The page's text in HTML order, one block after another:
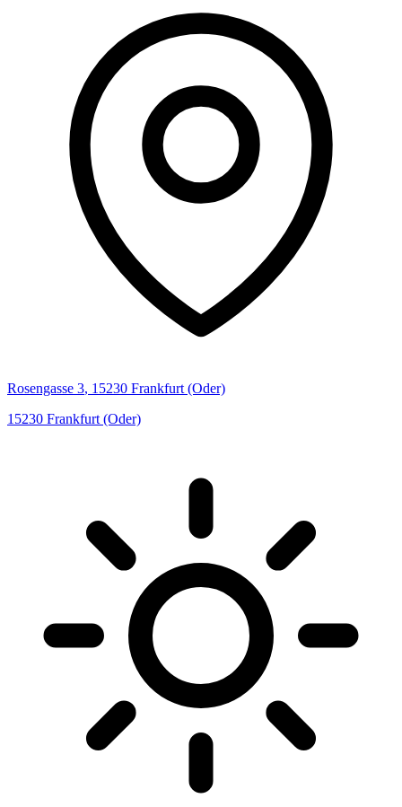
Rosengasse 3, 15230 Frankfurt (Oder)
15230 Frankfurt (Oder)